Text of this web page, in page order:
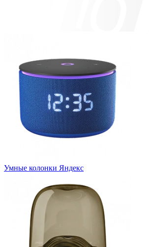
Умные колонки Яндекс